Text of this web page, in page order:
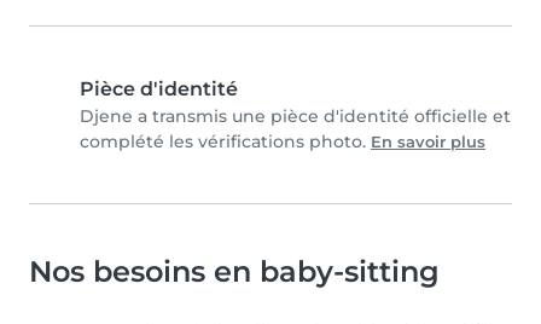
Pièce d'identité
Djene a transmis une pièce d'identité officielle et
complété les vérifications photo. En savoir plus
Nos besoins en baby-sitting